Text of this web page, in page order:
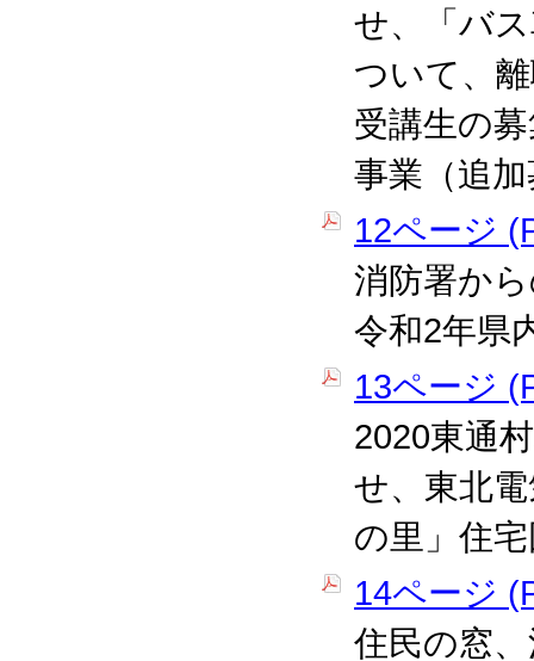
せ、「バ
ついて、
受講生の
事業（追
12ページ
消防署か
令和2年県
13ページ
2020東通
せ、東北
の里」住
14ページ
住民の窓